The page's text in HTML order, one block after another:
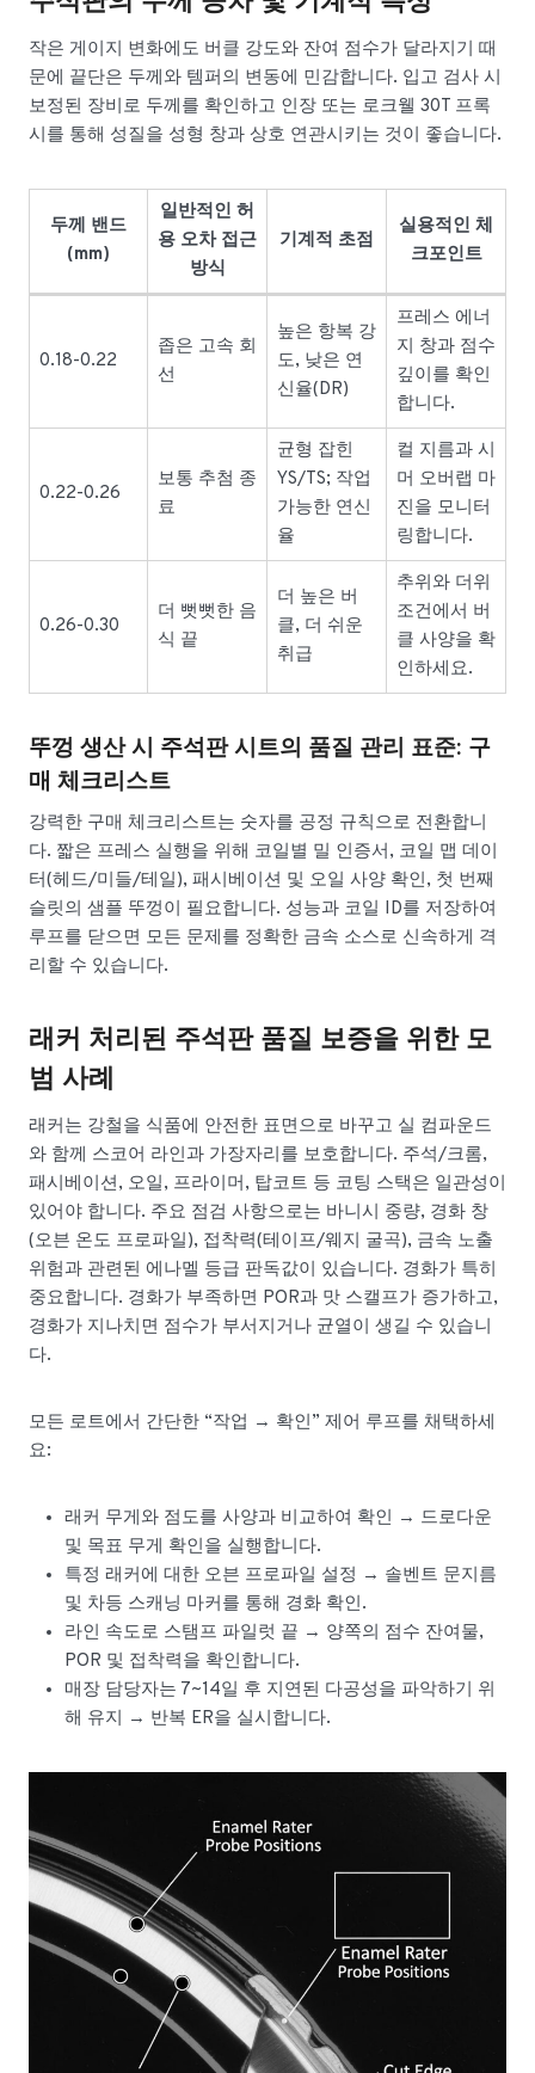
작은 게이지 변화에도 버클 강도와 잔여 점수가 달라지기 때
문에 끝단은 두께와 템퍼의 변동에 민감합니다. 입고 검사 시
보정된 장비로 두께를 확인하고 인장 또는 로크웰 30T 프록
시를 통해 성질을 성형 창과 상호 연관시키는 것이 좋습니다.
두께 밴드
(mm)
일반적인 허
용 오차 접근
방식
기계적 초점
실용적인 체
크포인트
0.18-0.22
좁은 고속 회
선
높은 항복 강
도, 낮은 연
신율(DR)
프레스 에너
지 창과 점수
깊이를 확인
합니다.
0.22-0.26
보통 추첨 종
료
균형 잡힌
YS/TS; 작업
가능한 연신
율
컬 지름과 시
머 오버랩 마
진을 모니터
링합니다.
0.26-0.30
더 뻣뻣한 음
식 끝
더 높은 버
클, 더 쉬운
취급
추위와 더위
조건에서 버
클 사양을 확
인하세요.
뚜껑 생산 시 주석판 시트의 품질 관리 표준: 구
매 체크리스트
강력한 구매 체크리스트는 숫자를 공정 규칙으로 전환합니
다. 짧은 프레스 실행을 위해 코일별 밀 인증서, 코일 맵 데이
터(헤드/미들/테일), 패시베이션 및 오일 사양 확인, 첫 번째
슬릿의 샘플 뚜껑이 필요합니다. 성능과 코일 ID를 저장하여
루프를 닫으면 모든 문제를 정확한 금속 소스로 신속하게 격
리할 수 있습니다.
래커 처리된 주석판 품질 보증을 위한 모
범 사례
래커는 강철을 식품에 안전한 표면으로 바꾸고 실 컴파운드
와 함께 스코어 라인과 가장자리를 보호합니다. 주석/크롬,
패시베이션, 오일, 프라이머, 탑코트 등 코팅 스택은 일관성이
있어야 합니다. 주요 점검 사항으로는 바니시 중량, 경화 창
(오븐 온도 프로파일), 접착력(테이프/웨지 굴곡), 금속 노출
위험과 관련된 에나멜 등급 판독값이 있습니다. 경화가 특히
중요합니다. 경화가 부족하면 POR과 맛 스캘프가 증가하고,
경화가 지나치면 점수가 부서지거나 균열이 생길 수 있습니
다.
모든 로트에서 간단한 “작업 → 확인” 제어 루프를 채택하세
요:
래커 무게와 점도를 사양과 비교하여 확인 → 드로다운
및 목표 무게 확인을 실행합니다.
특정 래커에 대한 오븐 프로파일 설정 → 솔벤트 문지름
및 차등 스캐닝 마커를 통해 경화 확인.
라인 속도로 스탬프 파일럿 끝 → 양쪽의 점수 잔여물,
POR 및 접착력을 확인합니다.
매장 담당자는 7~14일 후 지연된 다공성을 파악하기 위
해 유지 → 반복 ER을 실시합니다.